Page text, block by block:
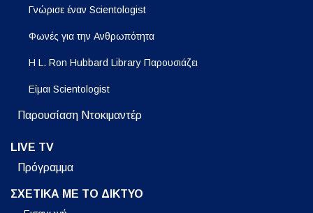
Γνώρισε έναν Scientologist
Φωνές για την Ανθρωπότητα
Η L. Ron Hubbard Library Παρουσιάζει
Είμαι Scientologist
Παρουσίαση Ντοκιμαντέρ
LIVE TV
Πρόγραμμα
ΣΧΕΤΙΚΑ ΜΕ ΤΟ ΔΙΚΤΥΟ